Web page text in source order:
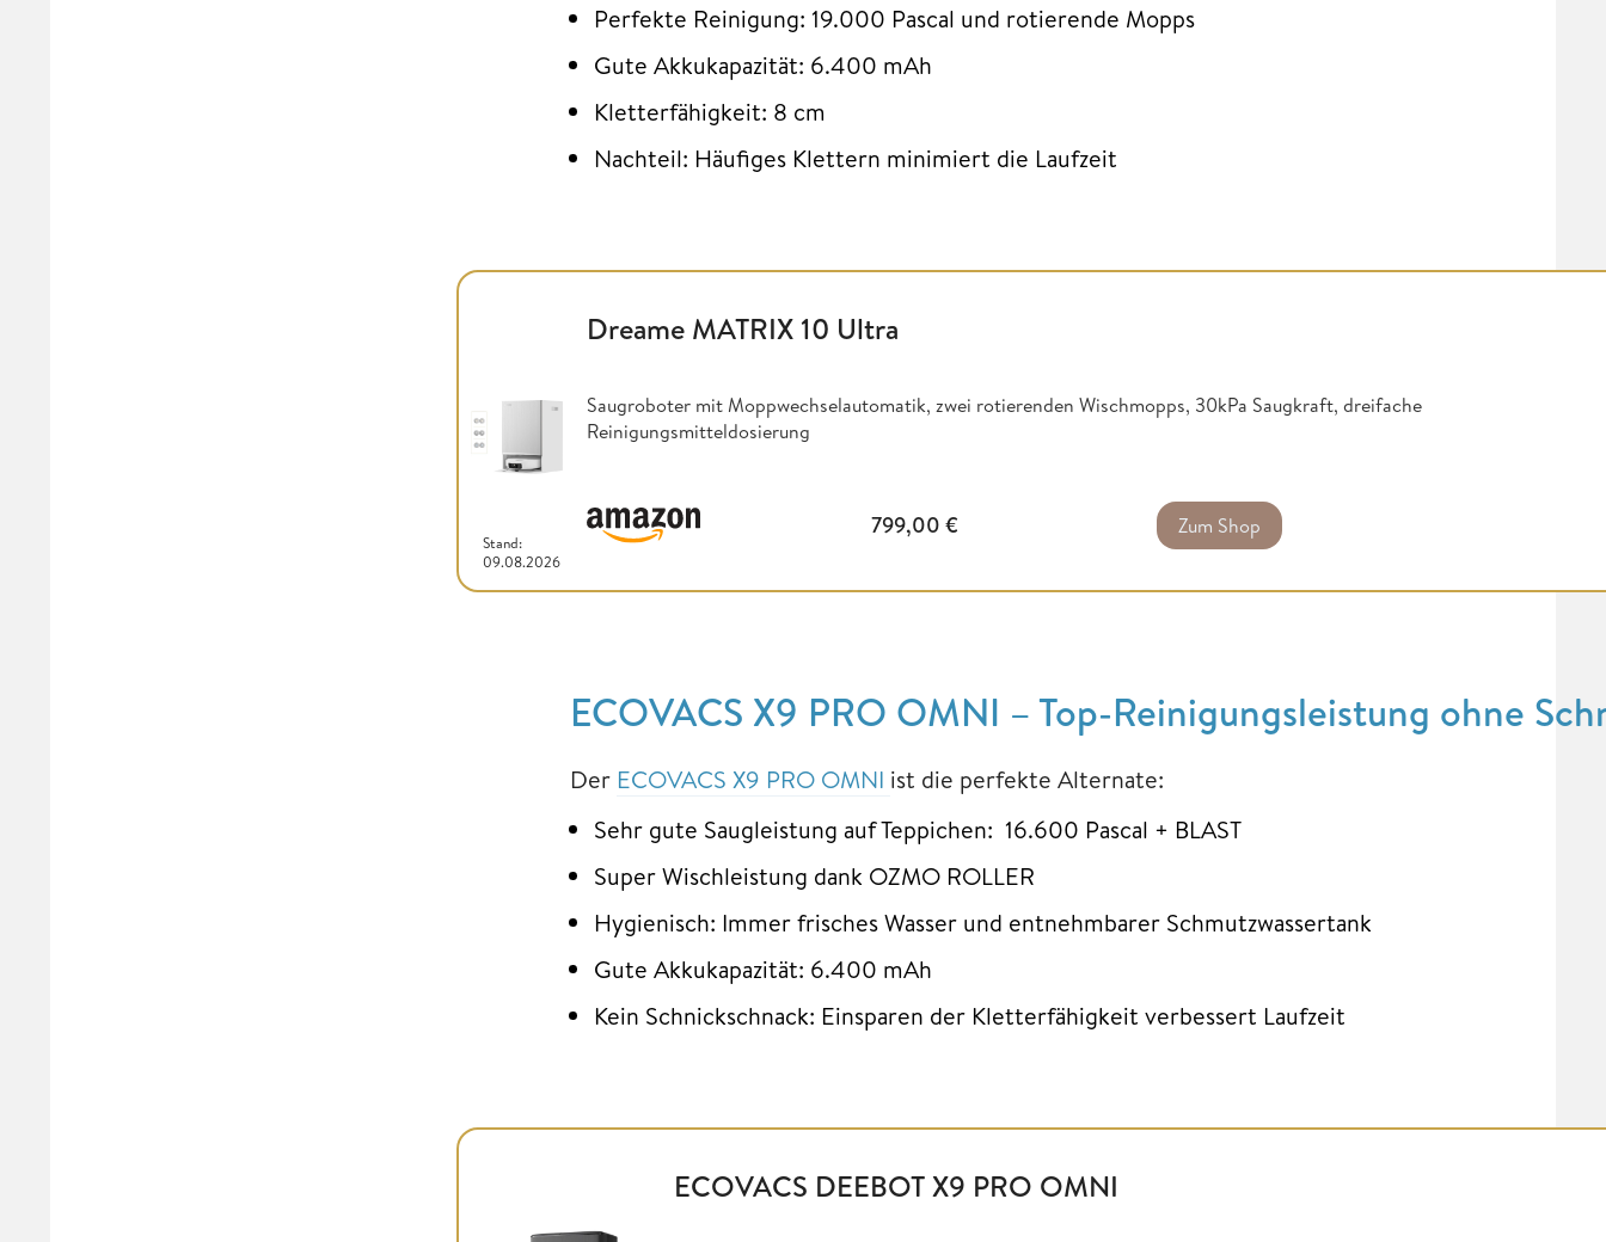
Perfekte Reinigung: 19.000 Pascal und rotierende Mopps
Gute Akkukapazität: 6.400 mAh
Kletterfähigkeit: 8 cm
Nachteil: Häufiges Klettern minimiert die Laufzeit
Stand:
09.08.2026
Dreame MATRIX 10 Ultra
Saugroboter mit Moppwechselautomatik, zwei rotierenden Wischmopps, 30kPa Saugkraft, dreifache
Reinigungsmitteldosierung
799,00€ Zum Shop
ECOVACS X9 PRO OMNI – Top-Reinigungsleistung ohne
Der ECOVACS X9 PRO OMNI ist die perfekte Alternate:
Sehr gute Saugleistung auf Teppichen: 16.600 Pascal + BLAST
Super Wischleistung dank OZMO ROLLER
Hygienisch: Immer frisches Wasser und entnehmbarer Schmutzwassertank
Gute Akkukapazität: 6.400 mAh
Kein Schnickschnack: Einsparen der Kletterfähigkeit verbessert Laufzeit
ECOVACS DEEBOT X9 PRO OMNI